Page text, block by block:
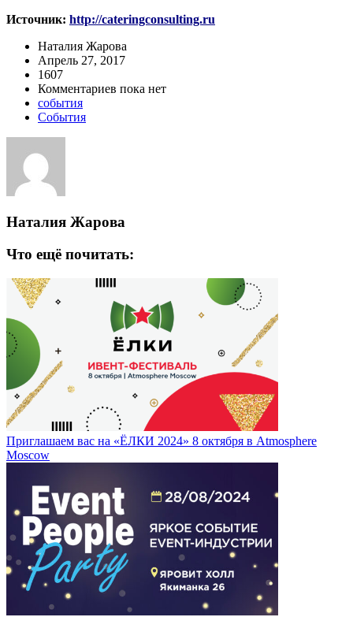
Источник: http://cateringconsulting.ru
Наталия Жарова
Апрель 27, 2017
1607
Комментариев пока нет
события
События
Наталия Жарова
Что ещё почитать:
Приглашаем вас на «ЁЛКИ 2024» 8 октября в Atmosphere
Moscow